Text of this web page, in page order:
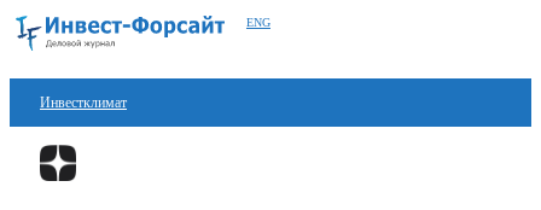
ENG
Инвестклимат
Финансы